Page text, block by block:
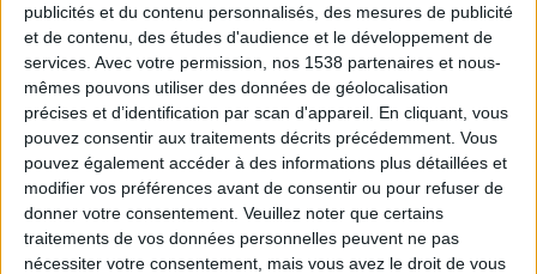
publicités et du contenu personnalisés, des mesures de publicité
et de contenu, des études d'audience et le développement de
services. Avec votre permission, nos 1538 partenaires et nous-
mêmes pouvons utiliser des données de géolocalisation
précises et d’identification par scan d'appareil. En cliquant, vous
pouvez consentir aux traitements décrits précédemment. Vous
pouvez également accéder à des informations plus détaillées et
modifier vos préférences avant de consentir ou pour refuser de
donner votre consentement. Veuillez noter que certains
traitements de vos données personnelles peuvent ne pas
nécessiter votre consentement, mais vous avez le droit de vous
Moins de
5 kilos
De 5 à 10
kilos
Plus de
10 kilos
Service-client & Motivation Voir tout
Les équipes du Service-client et de la
Communauté Savoir Maigrir vous aident
chaque semaine à vous rapprocher
sereinement de votre objectif minceur.